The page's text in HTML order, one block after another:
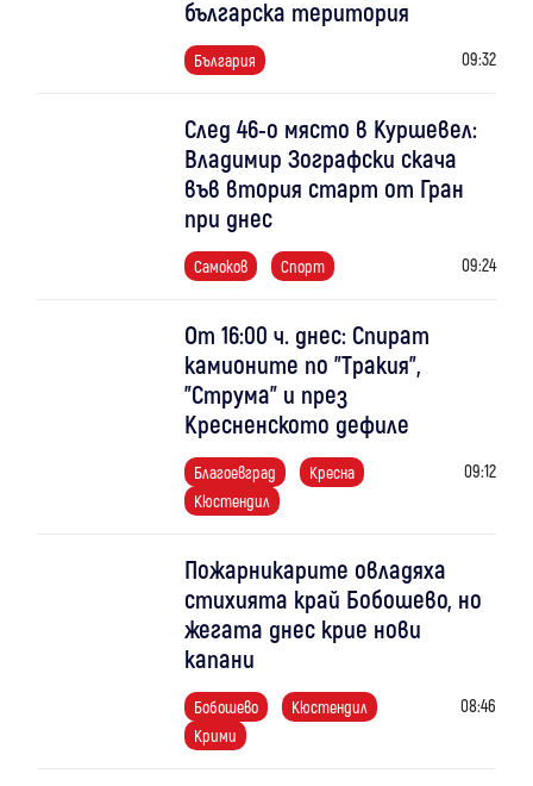
българска територия
България 09:32
След 46-о място в Куршевел:
Владимир Зографски скача
във втория старт от Гран
при днес
Самоков Спорт 09:24
От 16:00 ч. днес: Спират
камионите по "Тракия",
"Струма" и през
Кресненското дефиле
Благоевград
Кресна
Кюстендил
09:12
Пожарникарите овладяха
стихията край Бобошево, но
жегата днес крие нови
капани
Бобошево
Кюстендил
Крими
08:46